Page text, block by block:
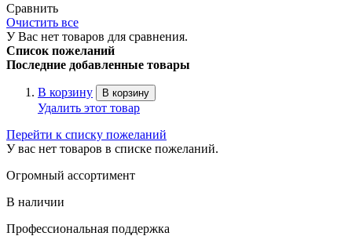
Сравнить
Очистить все
У Вас нет товаров для сравнения.
Список пожеланий
Последние добавленные товары
В корзину В корзину
Удалить этот товар
Перейти к списку пожеланий
У вас нет товаров в списке пожеланий.
Огромный ассортимент
В наличии
Профессиональная поддержка